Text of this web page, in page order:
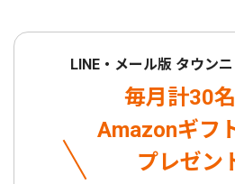
LINE・メール版 タウン
毎月計30
Amazonギフ
プレゼン